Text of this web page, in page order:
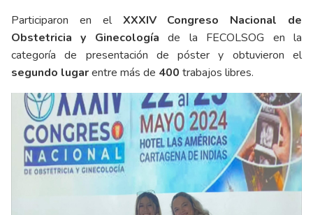
Participaron en el XXXIV Congreso Nacional de
Obstetricia y Ginecología de la FECOLSOG en la
categoría de presentación de póster y obtuvieron el
segundo lugarentre más de 400 trabajos libres.